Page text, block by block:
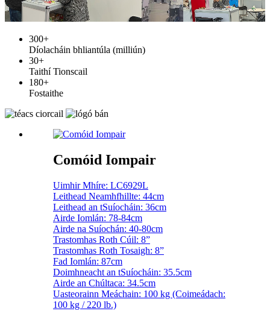
300+
Díolacháin bhliantúla (milliún)
30+
Taithí Tionscail
180+
Fostaithe
Comóid Iompair
Uimhir Mhíre: LC6929L
Leithead Neamhfhillte: 44cm
Leithead an tSuíocháin: 36cm
Airde Iomlán: 78-84cm
Airde na Suíochán: 40-80cm
Trastomhas Roth Cúil: 8”
Trastomhas Roth Tosaigh: 8”
Fad Iomlán: 87cm
Doimhneacht an tSuíocháin: 35.5cm
Airde an Chúltaca: 34.5cm
Uasteorainn Meáchain: 100 kg (Coimeádach:
100 kg / 220 lb.)